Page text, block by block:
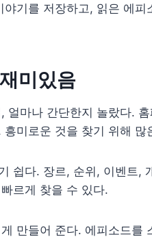
기를 저장하고, 읽은 에
미있음
얼마나 간단한지 놀랐다.
미로운 것을 찾기 위해
쉽다. 장르, 순위, 이벤트,
르게 찾을 수 있다.
만들어 준다. 에피소드를